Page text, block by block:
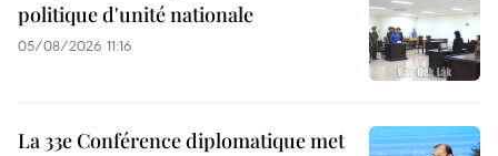
politique d'unité nationale
05/08/2026 11:16
La 33e Conférence diplomatique met